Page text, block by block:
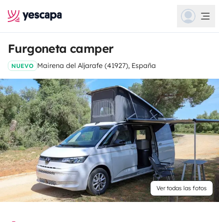
Furgoneta camper
NUEVO Mairena del Aljarafe (41927), España
Ver todas las fotos